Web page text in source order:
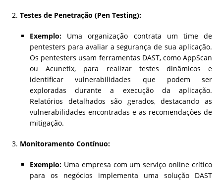
Testes de Penetração (Pen Testing):
Exemplo: Uma organização contrata um time de
pentesters para avaliar a segurança de sua aplicação.
Os pentesters usam ferramentas DAST, como AppScan
ou Acunetix, para realizar testes dinâmicos e
identificar vulnerabilidades que podem ser
exploradas durante a execução da aplicação.
Relatórios detalhados são gerados, destacando as
vulnerabilidades encontradas e as recomendações de
mitigação.
Monitoramento Contínuo:
Exemplo: Uma empresa com um serviço online crítico
para os negócios implementa uma solução DAST